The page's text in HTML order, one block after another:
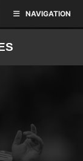
NAVIGATION